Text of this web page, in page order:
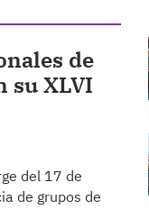
de
su XLVI
del 17 de
de grupos de